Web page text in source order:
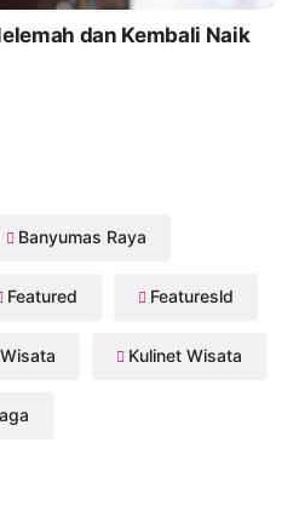
dan Kembali Naik
Banyumas Raya
Featured Featuresld
Kulinet Wisata